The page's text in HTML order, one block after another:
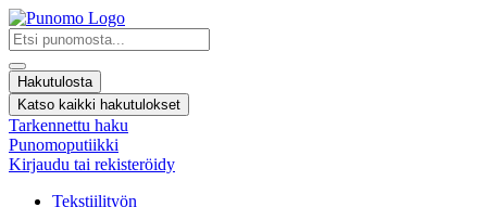
Mene
sisältöön
Search
...
Hakutulosta
Katso kaikki hakutulokset
Tarkennettu haku
Punomoputiikki
Kirjaudu tai rekisteröidy
Tekstiilityön